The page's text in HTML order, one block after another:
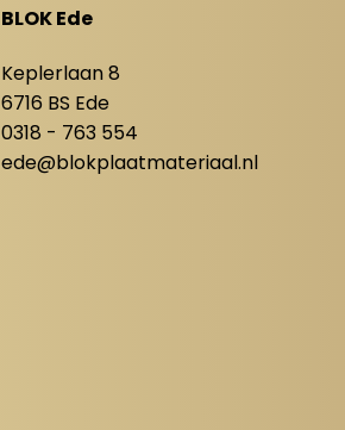
BLOK Ede
Keplerlaan 8
6716 BS Ede
0318 - 763 554
ede@blokplaatmateriaal.nl